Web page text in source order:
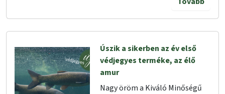
Úszik a sikerben az év első
védjegyes terméke, az élő
amur
Nagy öröm a Kiváló Minőségű